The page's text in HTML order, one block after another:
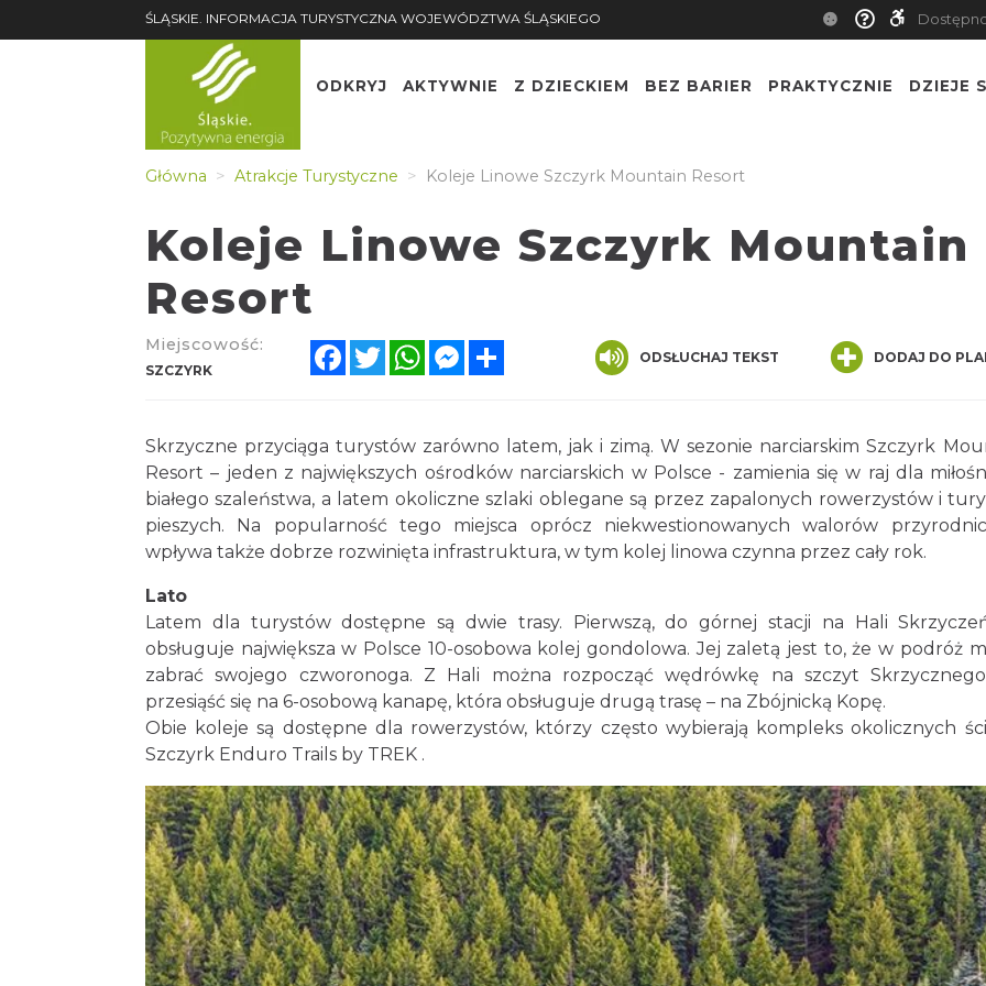
ŚLĄSKIE. INFORMACJA TURYSTYCZNA WOJEWÓDZTWA ŚLĄSKIEGO
ODKRYJ AKTYWNIE Z DZIECKIEM BEZ BARIER PRAKTYCZNIE DZIEJE
Główna Atrakcje Turystyczne Koleje Linowe Szczyrk Mountain Resort
Koleje Linowe Szczyrk Mountain
Resort
Miejscowość:
SZCZYRK
FacebookTwitterWhatsAppMessenger ODSŁUCHAJ TEKST DODAJ DO
Skrzyczne przyciąga turystów zarówno latem, jak i zimą. W sezonie narciarskim Szczyrk
Resort – jeden z największych ośrodków narciarskich w Polsce - zamienia się w raj dla
białego szaleństwa, a latem okoliczne szlaki oblegane są przez zapalonych rowerzystów i
pieszych. Na popularność tego miejsca oprócz niekwestionowanych walorów
wpływa także dobrze rozwinięta infrastruktura, w tym kolej linowa czynna przez cały rok.
Lato
Latem dla turystów dostępne są dwie trasy. Pierwszą, do górnej stacji na Hali
obsługuje największa w Polsce 10-osobowa kolej gondolowa. Jej zaletą jest to, że w podróż
zabrać swojego czworonoga. Z Hali można rozpocząć wędrówkę na szczyt
przesiąść się na 6-osobową kanapę, która obsługuje drugą trasę – na Zbójnicką Kopę.
Obie koleje są dostępne dla rowerzystów, którzy często wybierają kompleks okolicznych
Szczyrk Enduro Trails by TREK .